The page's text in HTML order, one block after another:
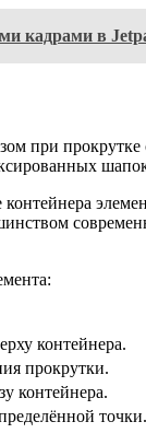
кадрами в
при
контейнера.
прокрутки.
контейнера.
точки.